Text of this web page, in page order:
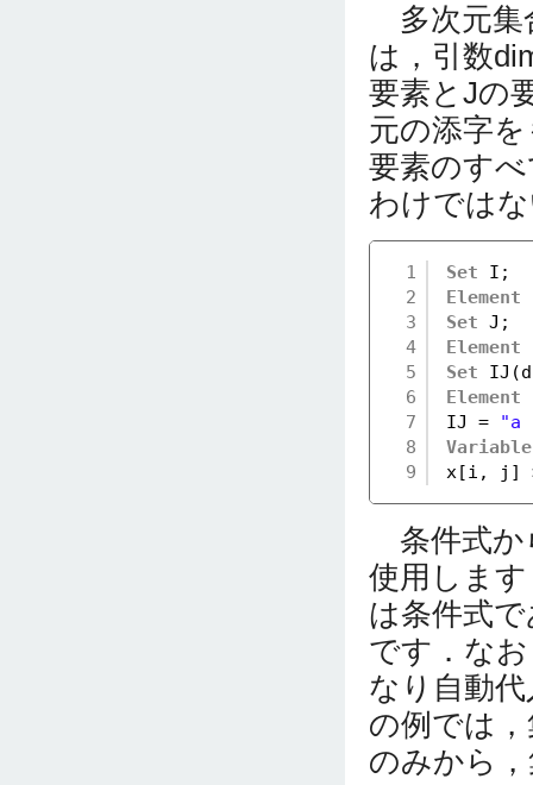
多次元集
は，引数
要素とJの
元の添字
要素のす
わけでは
1
2
3
4
5
6
7
8
9
Set
I;
Element
Set J;
Element
Set
Element
IJ =
"a
Variable
x[i, j]
条件式か
使用しま
は条件式
です．な
なり自動
の例では
のみから